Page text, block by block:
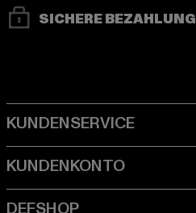
SICHERE BEZAHLUNG